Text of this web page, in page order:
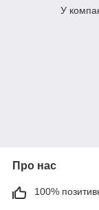
У
Про нас
100%